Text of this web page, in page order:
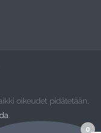
0
oikeudet pidätetään.
.